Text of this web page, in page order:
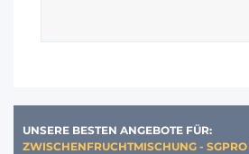
UNSERE BESTEN ANGEBOTE FÜR:
ZWISCHENFRUCHTMISCHUNG -